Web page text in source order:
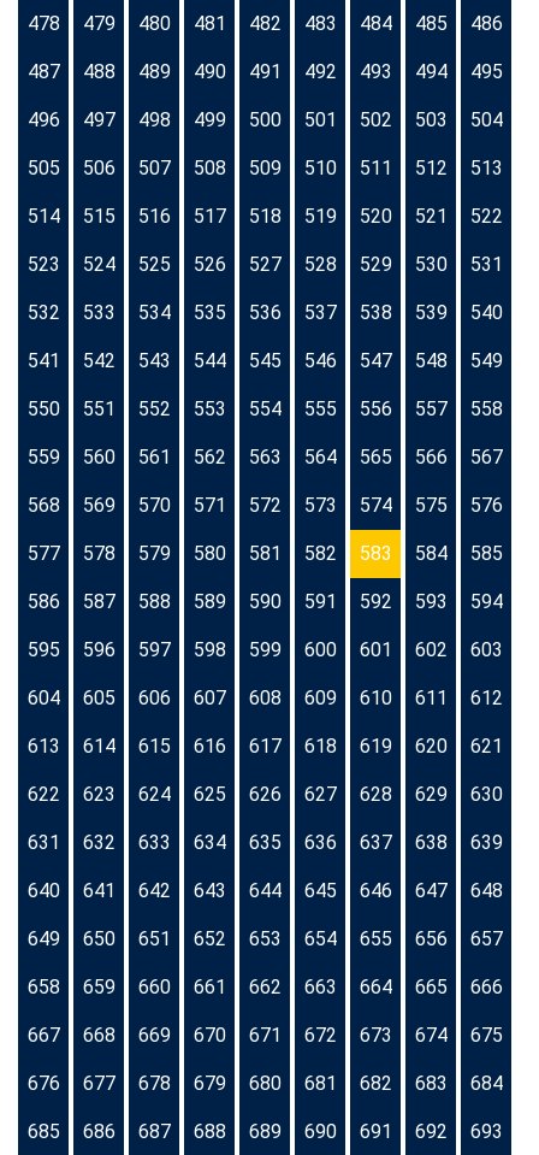
478 479 480 481 482 483 484 485 486
487 488 489 490 491 492 493 494 495
496 497 498 499 500 501 502 503 504
505 506 507 508 509 510 511 512 513
514 515 516 517 518 519 520 521 522
523 524 525 526 527 528 529 530 531
532 533 534 535 536 537 538 539 540
541 542 543 544 545 546 547 548 549
550 551 552 553 554 555 556 557 558
559 560 561 562 563 564 565 566 567
568 569 570 571 572 573 574 575 576
577 578 579 580 581 582 583 584 585
586 587 588 589 590 591 592 593 594
595 596 597 598 599 600 601 602 603
604 605 606 607 608 609 610 611 612
613 614 615 616 617 618 619 620 621
622 623 624 625 626 627 628 629 630
631 632 633 634 635 636 637 638 639
640 641 642 643 644 645 646 647 648
649 650 651 652 653 654 655 656 657
658 659 660 661 662 663 664 665 666
667 668 669 670 671 672 673 674 675
676 677 678 679 680 681 682 683 684
685 686 687 688 689 690 691 692 693